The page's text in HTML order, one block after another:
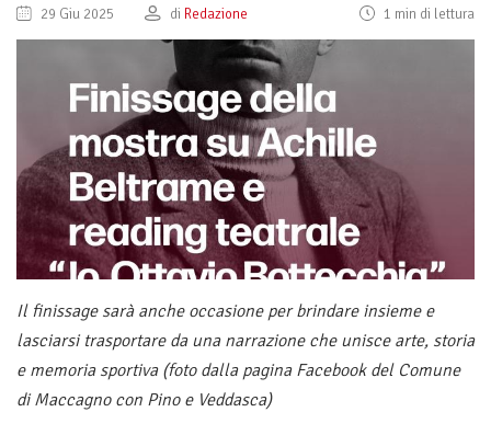
29 Giu 2025 di Redazione 1 min di lettura
Il finissage sarà anche occasione per brindare insieme e
lasciarsi trasportare da una narrazione che unisce arte, storia
e memoria sportiva (foto dalla pagina Facebook del Comune
di Maccagno con Pino e Veddasca)